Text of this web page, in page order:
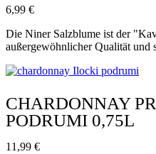
6,99 €
Die Niner Salzblume ist der
außergewöhnlicher Qualität und
CHARDONNAY
PODRUMI 0,75L
11,99 €